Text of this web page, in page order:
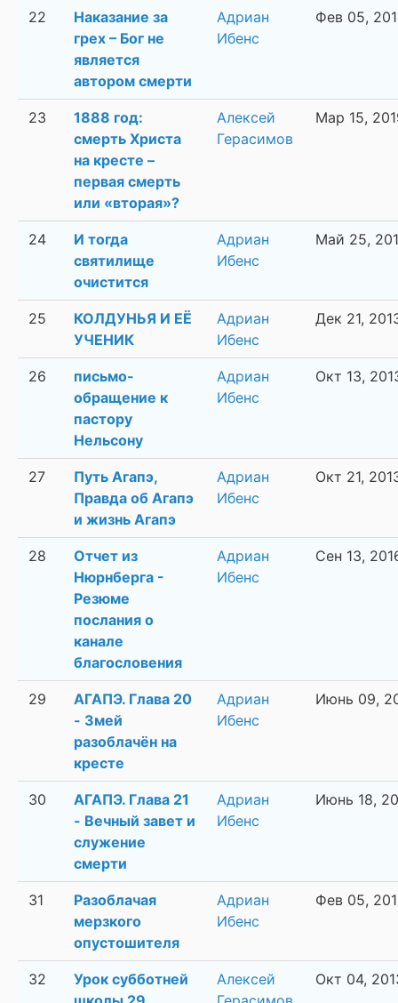
22
Наказание за
грех – Бог не
является
автором смерти
Адриан
Ибенс
Фев 05,
23
1888 год:
смерть Христа
на кресте –
первая смерть
или «вторая»?
Алексей
Герасимов
Мар 15,
24
И тогда
святилище
очистится
Адриан
Ибенс
Май 25,
25
КОЛДУНЬЯ И ЕЁ
УЧЕНИК
Адриан
Ибенс
Дек 21,
26
письмо-
обращение к
пастору
Нельсону
Адриан
Ибенс
Окт 13,
27
Путь Агапэ,
Правда об Агапэ
и жизнь Агапэ
Адриан
Ибенс
Окт 21,
28
Отчет из
Нюрнберга -
Резюме
послания о
канале
благословения
Адриан
Ибенс
Сен 13,
29
АГАПЭ. Глава 20
- Змей
разоблачён на
кресте
Адриан
Ибенс
Июнь 09,
30
АГАПЭ. Глава 21
- Вечный завет и
служение
смерти
Адриан
Ибенс
Июнь 18,
31
Разоблачая
мерзкого
опустошителя
Адриан
Ибенс
Фев 05,
32
Урок субботней
Алексей
Окт 04,